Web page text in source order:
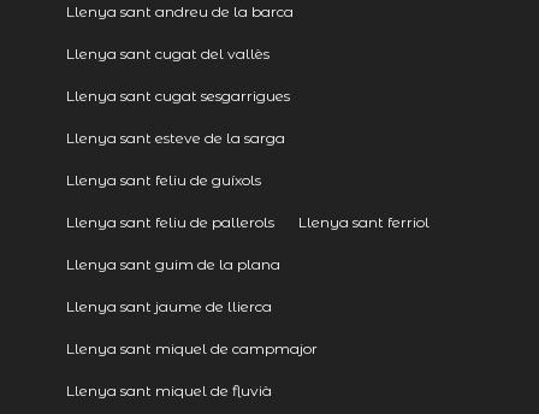
Llenya sant andreu de la barca
Llenya sant cugat del vallès
Llenya sant cugat sesgarrigues
Llenya sant esteve de la sarga
Llenya sant feliu de guíxols
Llenya sant feliu de pallerols Llenya sant ferriol
Llenya sant guim de la plana
Llenya sant jaume de llierca
Llenya sant miquel de campmajor
Llenya sant miquel de fluvià